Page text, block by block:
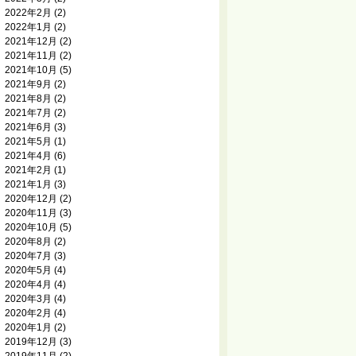
2022年2月 (2)
2022年1月 (2)
2021年12月 (2)
2021年11月 (2)
2021年10月 (5)
2021年9月 (2)
2021年8月 (2)
2021年7月 (2)
2021年6月 (3)
2021年5月 (1)
2021年4月 (6)
2021年2月 (1)
2021年1月 (3)
2020年12月 (2)
2020年11月 (3)
2020年10月 (5)
2020年8月 (2)
2020年7月 (3)
2020年5月 (4)
2020年4月 (4)
2020年3月 (4)
2020年2月 (4)
2020年1月 (2)
2019年12月 (3)